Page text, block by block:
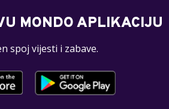
MONDO APLIKACIJU
spoj vijesti i zabave.